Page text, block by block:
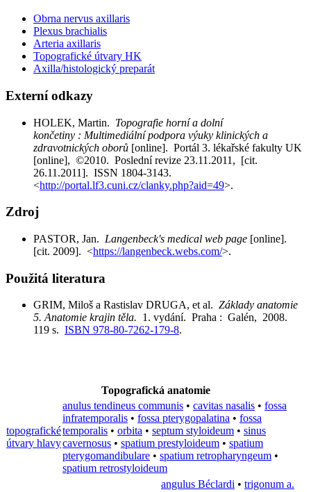
Obrna nervus axillaris
Plexus brachialis
Arteria axillaris
Topografické útvary HK
Axilla/histologický preparát
Externí odkazy
HOLEK, Martin. Topografie horní a dolní
končetiny : Multimediální podpora výuky klinických a
zdravotnických oborů [online]. Portál 3. lékařské fakulty UK
[online], ©2010. Poslední revize 23.11.2011, [cit.
26.11.2011]. ISSN 1804-3143.
<http://portal.lf3.cuni.cz/clanky.php?aid=49>.
Zdroj
PASTOR, Jan. Langenbeck's medical web page [online].
[cit. 2009]. <https://langenbeck.webs.com/>.
Použitá literatura
GRIM, Miloš a Rastislav DRUGA, et al. Základy anatomie
5. Anatomie krajin těla. 1. vydání. Praha : Galén, 2008.
119 s. ISBN 978-80-7262-179-8.
Topografická anatomie
topografické
útvary hlavy
anulus tendineus communis • cavitas nasalis • fossa
infratemporalis • fossa pterygopalatina • fossa
temporalis • orbita • septum styloideum • sinus
cavernosus • spatium prestyloideum • spatium
pterygomandibulare • spatium retropharyngeum •
spatium retrostyloideum
angulus Béclardi • trigonum a.